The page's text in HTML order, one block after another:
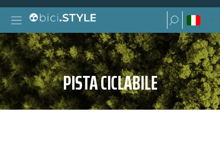
Vai al contenuto
Navigazione principale
Ricerca per:
Ricerca per:
PISTA CICLABILE